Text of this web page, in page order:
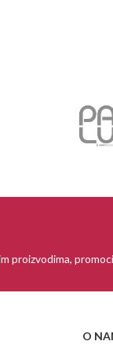
proizvodima,
O